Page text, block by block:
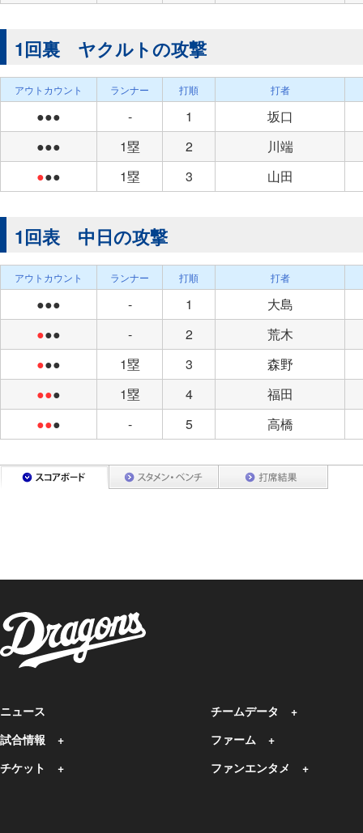
1回裏 ヤクルトの攻撃
アウトカウント ランナー 打順 打者
●●● - 1
坂口
●●●
1塁 2
川端
●●● 1塁 3 山田
1回表 中日の攻撃
アウトカウント ランナー 打順 打者
●●● - 1
大島
●●● - 2
荒木
●●● 1塁 3
森野
●●● 1塁 4
福田
●●● - 5 高橋
ニュース
試合情報
チケット
チームデータ
ファーム
ファンエンタメ